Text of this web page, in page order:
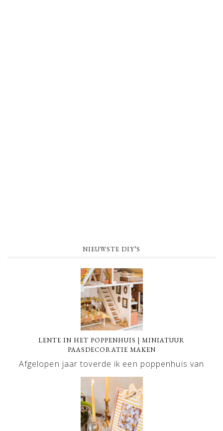
NIEUWSTE DIY’S
LENTE IN HET POPPENHUIS | MINIATUUR
PAASDECORATIE MAKEN
Afgelopen jaar toverde ik een poppenhuis van